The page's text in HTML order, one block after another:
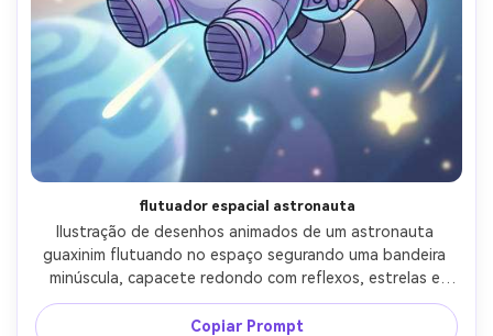
flutuador espacial astronauta
Ilustração de desenhos animados de um astronauta
guaxinim flutuando no espaço segurando uma bandeira
minúscula, capacete redondo com reflexos, estrelas e
planetas ao fundo, sotaques de néon, arte de linha limpa,
sombreamento cel suave, humor caprichoso de ficção
Copiar Prompt
Crie imagens com
IA sem limites.
100% grátis!
Comece Grátis →